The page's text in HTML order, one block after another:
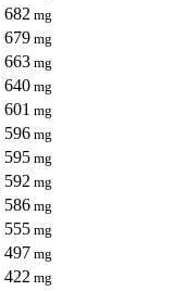
682 mg
679 mg
663 mg
640 mg
601 mg
596 mg
595 mg
592 mg
586 mg
555 mg
497 mg
422 mg